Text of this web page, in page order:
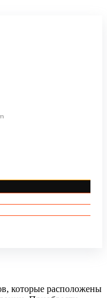
которые расположены